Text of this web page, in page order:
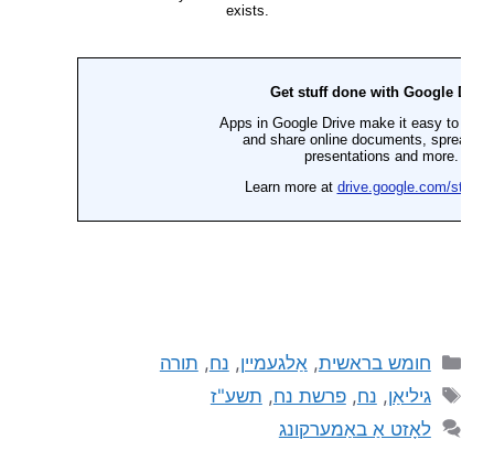
חומש בראשית,אַלגעמיין, נח, תורה
גיליאַן, נח,פרשת נח, תשע"ז
לאָזט אַ באַמערקונג